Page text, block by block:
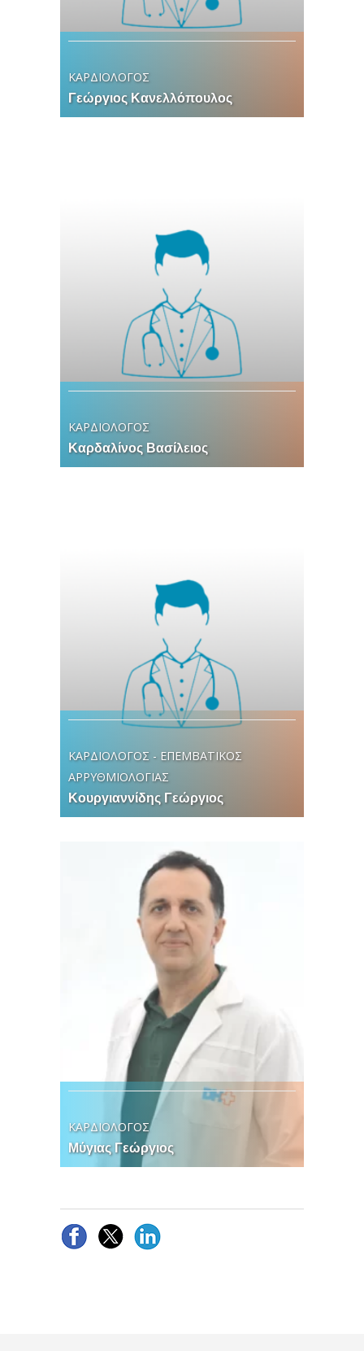
ΚΑΡΔΙΟΛΟΓΟΣ
Γεώργιος Κανελλόπουλος
ΚΑΡΔΙΟΛΟΓΟΣ
Καρδαλίνος Βασίλειος
ΚΑΡΔΙΟΛΟΓΟΣ - ΕΠΕΜΒΑΤΙΚΟΣ
ΑΡΡΥΘΜΙΟΛΟΓΙΑΣ
Κουργιαννίδης Γεώργιος
ΚΑΡΔΙΟΛΟΓΟΣ
Μύγιας Γεώργιος